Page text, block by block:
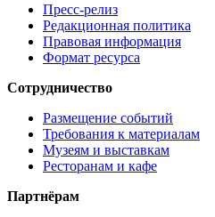
Пресс-релиз
Редакционная политика
Правовая информация
Формат ресурса
Сотрудничество
Размещение событий
Требования к материалам
Музеям и выставкам
Ресторанам и кафе
Партнёрам